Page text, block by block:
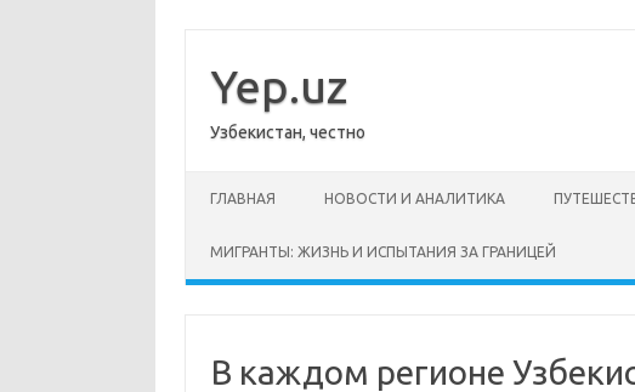
содержимому
Yep.uz
Узбекистан, честно
ГЛАВНАЯ НОВОСТИ И АНАЛИТИКА
МИГРАНТЫ: ЖИЗНЬ И ИСПЫТАНИЯ ЗА ГРАНИЦЕЙ
В каждом регионе